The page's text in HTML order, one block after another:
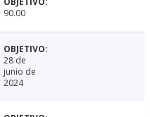
90.00
28 de
junio de
2024